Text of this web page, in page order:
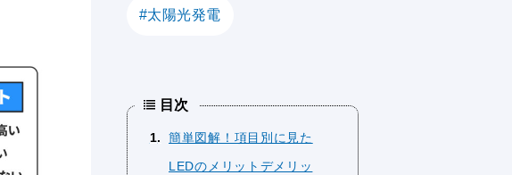
太陽光発電
目次
1
簡単図解！項目別に見た
LEDのメリットデメリッ